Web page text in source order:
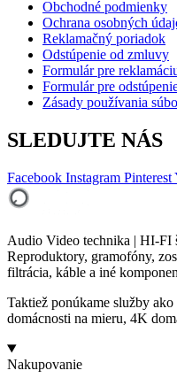
Obchodné podmienky
Ochrana osobných
Reklamačný poriadok
Odstúpenie od zmluvy
Formulár pre
Formulár pre
Zásady používania
SLEDUJTE NÁS
Facebook Instagram Pinterest
Audio Video technika | HI-FI
Reproduktory, gramofóny,
filtrácia, káble a iné
Taktiež ponúkame služby
domácnosti na mieru, 4K
Nakupovanie